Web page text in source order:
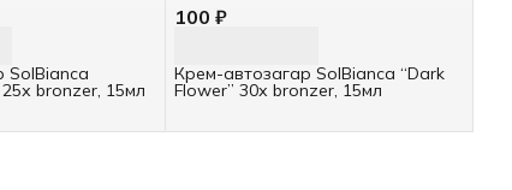
SolBianca
bronzer, 15мл
100 ₽
Крем-автозагар SolBianca “Dark
Flower” 30х bronzer, 15мл